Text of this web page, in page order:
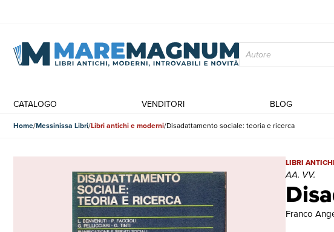
CATALOGO VENDITORI BLOG
Home Messinissa Libri Libri antichi e moderni Disadattamento sociale: teoria e ricerca
LIBRI
AA. VV.
Franco